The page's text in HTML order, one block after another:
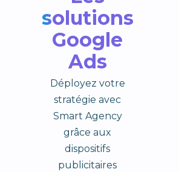
solutions
Google
Ads
Déployez votre
stratégie avec
Smart Agency
grâce aux
dispositifs
publicitaires